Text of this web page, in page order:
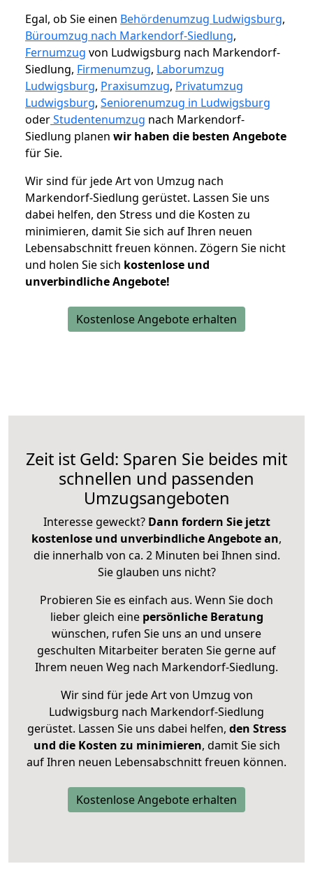
Egal, ob Sie einen Behördenumzug Ludwigsburg,
Büroumzug nach Markendorf-Siedlung,
Fernumzug von Ludwigsburg nach Markendorf-
Siedlung, Firmenumzug, Laborumzug
Ludwigsburg, Praxisumzug, Privatumzug
Ludwigsburg, Seniorenumzug in Ludwigsburg
oderStudentenumzug nach Markendorf-
Siedlung planen wir haben die besten Angebote
für Sie.
Wir sind für jede Art von Umzug nach
Markendorf-Siedlung gerüstet. Lassen Sie uns
dabei helfen, den Stress und die Kosten zu
minimieren, damit Sie sich auf Ihren neuen
Lebensabschnitt freuen können. Zögern Sie nicht
und holen Sie sich kostenlose und
unverbindliche Angebote!
Kostenlose Angebote erhalten
Zeit ist Geld: Sparen Sie beides mit
schnellen und passenden
Umzugsangeboten
Interesse geweckt? Dann fordern Sie jetzt
kostenlose und unverbindliche Angebote an,
die innerhalb von ca. 2 Minuten bei Ihnen sind.
Sie glauben uns nicht?
Probieren Sie es einfach aus. Wenn Sie doch
lieber gleich eine persönliche Beratung
wünschen, rufen Sie uns an und unsere
geschulten Mitarbeiter beraten Sie gerne auf
Ihrem neuen Weg nach Markendorf-Siedlung.
Wir sind für jede Art von Umzug von
Ludwigsburg nach Markendorf-Siedlung
gerüstet. Lassen Sie uns dabei helfen, den Stress
und die Kosten zu minimieren, damit Sie sich
auf Ihren neuen Lebensabschnitt freuen können.
Kostenlose Angebote erhalten